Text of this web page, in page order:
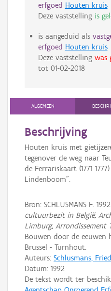
erfgoed Houten kruis
Deze vaststelling is
is aangeduid als
erfgoed Houten kruis
Deze vaststelling was
tot 01-02-2018
ALGEMEEN
Beschrijving
Houten kruis met
tegenover de weg naar
de Ferrariskaart (1771-
Lindenboom".
Bron: SCHLUSMANS F.
cultuurbezit in België,
Limburg, Arrondissement
Bouwen door de eeuwen
Brussel - Turnhout.
Auteurs: Schlusmans,
Datum: 1992
De tekst wordt ter